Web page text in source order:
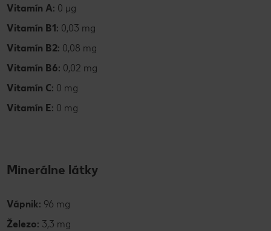
Vitamín A: 0 µg
Vitamín B1: 0,03 mg
Vitamín B2: 0,08 mg
Vitamín B6: 0,02 mg
Vitamín C: 0 mg
Vitamín E: 0 mg
Minerálne látky
Vápnik: 96 mg
Železo: 3,3 mg